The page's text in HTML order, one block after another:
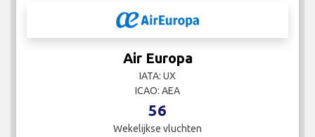
Air Europa
IATA: UX
ICAO: AEA
56
Wekelijkse vluchten